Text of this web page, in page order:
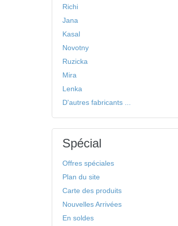
Richi
Jana
Kasal
Novotny
Ruzicka
Mira
Lenka
D'autres fabricants ...
Spécial
Offres spéciales
Plan du site
Carte des produits
Nouvelles Arrivées
En soldes